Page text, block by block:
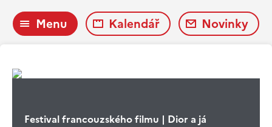
Menu Kalendář Novinky
Festival francouzského filmu | Dior a já